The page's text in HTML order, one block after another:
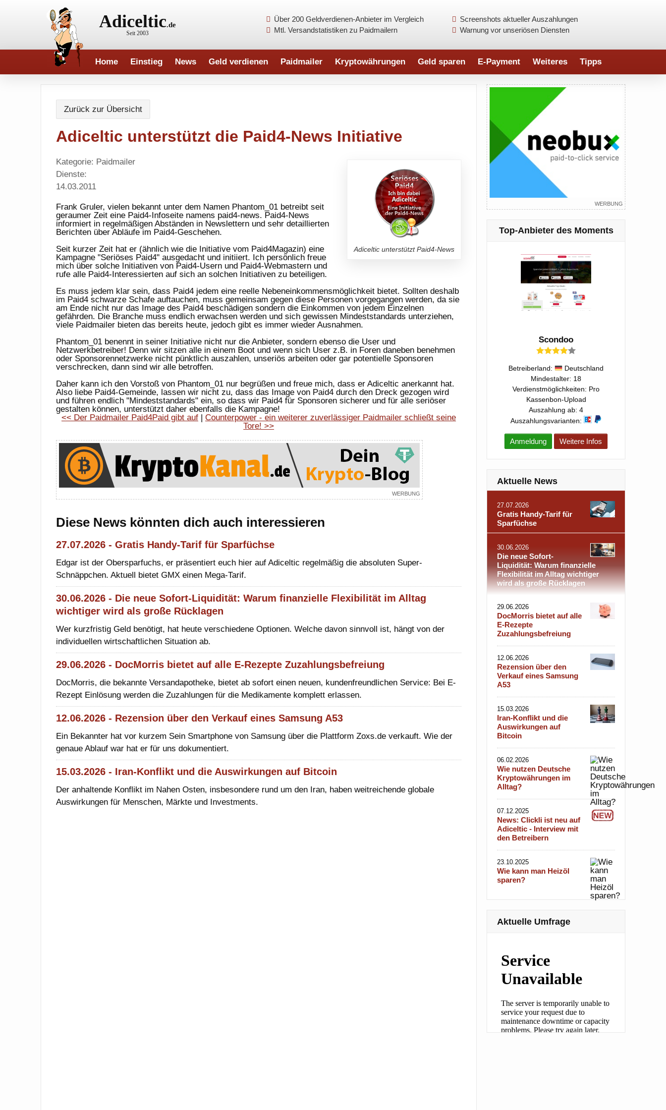
Adiceltic.de
Seit 2003
Screenshots aktueller Auszahlungen
Über 200 Geldverdienen-Anbieter im Vergleich
Warnung vor unseriösen Diensten
Mtl. Versandstatistiken zu Paidmailern
Home Einstieg News Geld verdienen Paidmailer Kryptowährungen Geld sparen E-Payment Weiteres Tipps
Zurück zur Übersicht
Adiceltic unterstützt die Paid4-News Initiative
Adiceltic unterstützt Paid4-News
Kategorie: Paidmailer
Dienste:
14.03.2011
Frank Gruler, vielen bekannt unter dem Namen Phantom_01 betreibt seit
geraumer Zeit eine Paid4-Infoseite namens paid4-news. Paid4-News
informiert in regelmäßigen Abständen in Newslettern und sehr detaillierten
Berichten über Abläufe im Paid4-Geschehen.
Seit kurzer Zeit hat er (ähnlich wie die Initiative vom Paid4Magazin) eine
Kampagne "Seriöses Paid4" ausgedacht und initiiert. Ich persönlich freue
mich über solche Initiativen von Paid4-Usern und Paid4-Webmastern und
rufe alle Paid4-Interessierten auf sich an solchen Initiativen zu beteiligen.
Es muss jedem klar sein, dass Paid4 jedem eine reelle Nebeneinkommensmöglichkeit bietet. Sollten deshalb
im Paid4 schwarze Schafe auftauchen, muss gemeinsam gegen diese Personen vorgegangen werden, da sie
am Ende nicht nur das Image des Paid4 beschädigen sondern die Einkommen von jedem Einzelnen
gefährden. Die Branche muss endlich erwachsen werden und sich gewissen Mindeststandards unterziehen,
viele Paidmailer bieten das bereits heute, jedoch gibt es immer wieder Ausnahmen.
Phantom_01 benennt in seiner Initiative nicht nur die Anbieter, sondern ebenso die User und
Netzwerkbetreiber! Denn wir sitzen alle in einem Boot und wenn sich User z.B. in Foren daneben benehmen
oder Sponsorennetzwerke nicht pünktlich auszahlen, unseriös arbeiten oder gar potentielle Sponsoren
verschrecken, dann sind wir alle betroffen.
Daher kann ich den Vorstoß von Phantom_01 nur begrüßen und freue mich, dass er Adiceltic anerkannt hat.
Also liebe Paid4-Gemeinde, lassen wir nicht zu, dass das Image von Paid4 durch den Dreck gezogen wird
und führen endlich "Mindeststandards" ein, so dass wir Paid4 für Sponsoren sicherer und für alle seriöser
gestalten können, unterstützt daher ebenfalls die Kampagne!
<< Der Paidmailer Paid4Paid gibt auf | Counterpower - ein weiterer zuverlässiger Paidmailer schließt seine
Tore! >>
Diese News könnten dich auch interessieren
27.07.2026 - Gratis Handy-Tarif für Sparfüchse
Edgar ist der Obersparfuchs, er präsentiert euch hier auf Adiceltic regelmäßig die absoluten Super-
Schnäppchen. Aktuell bietet GMX einen Mega-Tarif.
30.06.2026 - Die neue Sofort-Liquidität: Warum finanzielle Flexibilität im Alltag
wichtiger wird als große Rücklagen
Wer kurzfristig Geld benötigt, hat heute verschiedene Optionen. Welche davon sinnvoll ist, hängt von der
individuellen wirtschaftlichen Situation ab.
29.06.2026 - DocMorris bietet auf alle E-Rezepte Zuzahlungsbefreiung
DocMorris, die bekannte Versandapotheke, bietet ab sofort einen neuen, kundenfreundlichen Service: Bei E-
Rezept Einlösung werden die Zuzahlungen für die Medikamente komplett erlassen.
12.06.2026 - Rezension über den Verkauf eines Samsung A53
Ein Bekannter hat vor kurzem Sein Smartphone von Samsung über die Plattform Zoxs.de verkauft. Wie der
genaue Ablauf war hat er für uns dokumentiert.
15.03.2026 - Iran-Konflikt und die Auswirkungen auf Bitcoin
Der anhaltende Konflikt im Nahen Osten, insbesondere rund um den Iran, haben weitreichende globale
Auswirkungen für Menschen, Märkte und Investments.
Top-Anbieter des Moments
Scondoo
Betreiberland:
Deutschland
Mindestalter: 18
Verdienstmöglichkeiten: Pro
Kassenbon-Upload
Auszahlung ab: 4
Auszahlungsvarianten:
Anmeldung Weitere Infos
Aktuelle News
27.07.2026
Gratis Handy-Tarif für
Sparfüchse
30.06.2026
Die neue Sofort-
Liquidität: Warum finanzielle
Flexibilität im Alltag wichtiger
wird als große Rücklagen
29.06.2026
DocMorris bietet auf alle
E-Rezepte
Zuzahlungsbefreiung
12.06.2026
Rezension über den
Verkauf eines Samsung
A53
15.03.2026
Iran-Konflikt und die
Auswirkungen auf
Bitcoin
06.02.2026
Wie nutzen Deutsche
Kryptowährungen im
Alltag?
07.12.2025
News: Clickli ist neu auf
Adiceltic - Interview mit
den Betreibern
23.10.2025
Wie kann man Heizöl
sparen?
Aktuelle Umfrage